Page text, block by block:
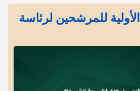
الأولية للمرشحين لرئاسة